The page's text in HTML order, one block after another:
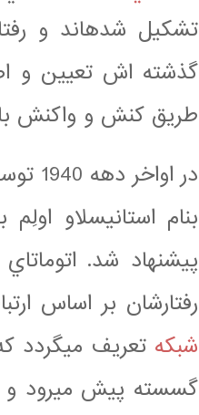
تشكيل شدهاند و
گذشته اش تعيين و
طريق كنش و واكنش با
در
بنام استانيسلاو
پيشنهاد شد.
رفتارشان بر اساس
شبكه تعريف ميگردد
گسسته پيش ميرود و